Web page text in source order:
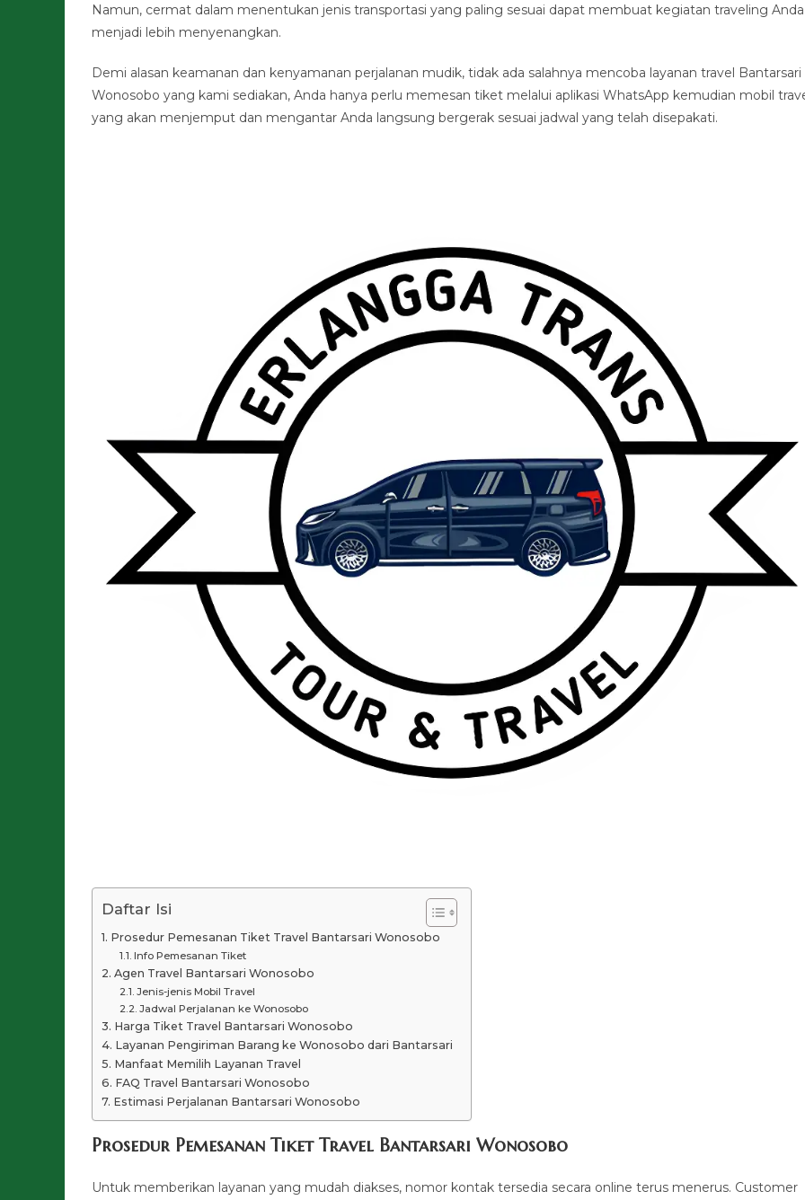
Namun, cermat dalam menentukan jenis transportasi yang paling sesuai dapat membuat kegiatan traveling Anda
menjadi lebih menyenangkan.
Demi alasan keamanan dan kenyamanan perjalanan mudik, tidak ada salahnya mencoba layanan travel Bantarsari
Wonosobo yang kami sediakan, Anda hanya perlu memesan tiket melalui aplikasi WhatsApp kemudian mobil
yang akan menjemput dan mengantar Anda langsung bergerak sesuai jadwal yang telah disepakati.
Daftar Isi
Prosedur Pemesanan Tiket Travel Bantarsari Wonosobo
Info Pemesanan Tiket
Agen Travel Bantarsari Wonosobo
Jenis-jenis Mobil Travel
Jadwal Perjalanan ke Wonosobo
Harga Tiket Travel Bantarsari Wonosobo
Layanan Pengiriman Barang ke Wonosobo dari Bantarsari
Manfaat Memilih Layanan Travel
FAQ Travel Bantarsari Wonosobo
Estimasi Perjalanan Bantarsari Wonosobo
Prosedur Pemesanan Tiket Travel Bantarsari Wonosobo
Untuk memberikan layanan yang mudah diakses, nomor kontak tersedia secara online terus menerus. Customer